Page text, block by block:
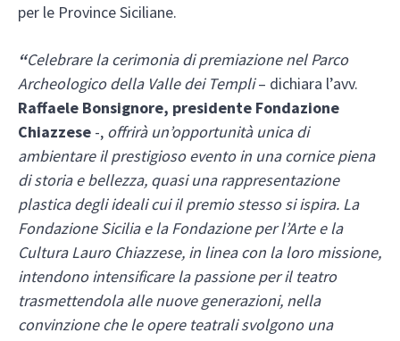
per le Province Siciliane.
“Celebrare la cerimonia di premiazione nel Parco
Archeologico della Valle dei Templi– dichiara l’avv.
Raffaele Bonsignore, presidente Fondazione
Chiazzese -, offrirà un’opportunità unica di
ambientare il prestigioso evento in una cornice piena
di storia e bellezza, quasi una rappresentazione
plastica degli ideali cui il premio stesso si ispira. La
Fondazione Sicilia e la Fondazione per l’Arte e la
Cultura Lauro Chiazzese, in linea con la loro missione,
intendono intensificare la passione per il teatro
trasmettendola alle nuove generazioni, nella
convinzione che le opere teatrali svolgono una